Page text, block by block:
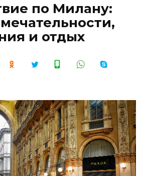
по Милану:
и отдых